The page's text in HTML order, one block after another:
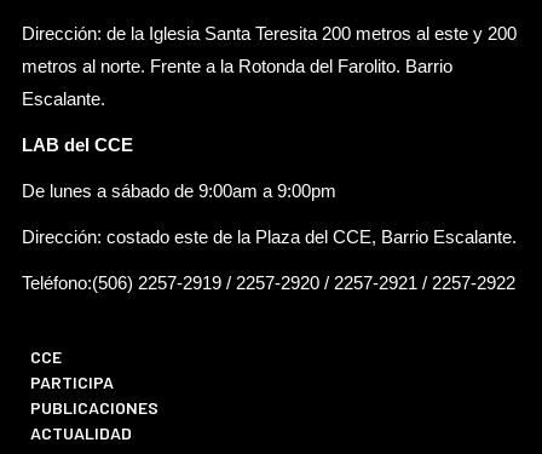
Dirección: de la Iglesia Santa Teresita 200 metros al este y 200
metros al norte. Frente a la Rotonda del Farolito. Barrio
Escalante.
LAB del CCE
De lunes a sábado de 9:00am a 9:00pm
Dirección: costado este de la Plaza del CCE, Barrio Escalante.
Teléfono:(506) 2257-2919 / 2257-2920 / 2257-2921 / 2257-2922
CCE
PARTICIPA
PUBLICACIONES
ACTUALIDAD